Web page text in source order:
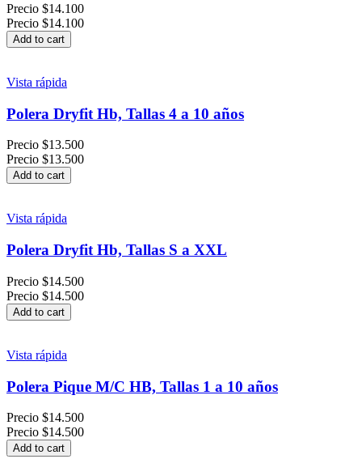
Precio $14.100
Precio $14.100
Add to cart
Vista rápida
Polera Dryfit Hb, Tallas 4 a 10 años
Precio $13.500
Precio $13.500
Add to cart
Vista rápida
Polera Dryfit Hb, Tallas S a XXL
Precio $14.500
Precio $14.500
Add to cart
Vista rápida
Polera Pique M/C HB, Tallas 1 a 10 años
Precio $14.500
Precio $14.500
Add to cart